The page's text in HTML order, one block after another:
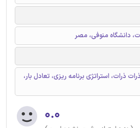
دانشگاه منوفی، مصر
ذرات، استراتژی برنامه ریزی، تعادل بار،
۰.۰